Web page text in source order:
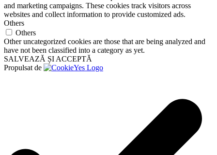
and marketing campaigns. These cookies track visitors across
websites and collect information to provide customized ads.
Others
Others
Other uncategorized cookies are those that are being analyzed and
have not been classified into a category as yet.
SALVEAZĂ ȘI ACCEPTĂ
Propulsat de